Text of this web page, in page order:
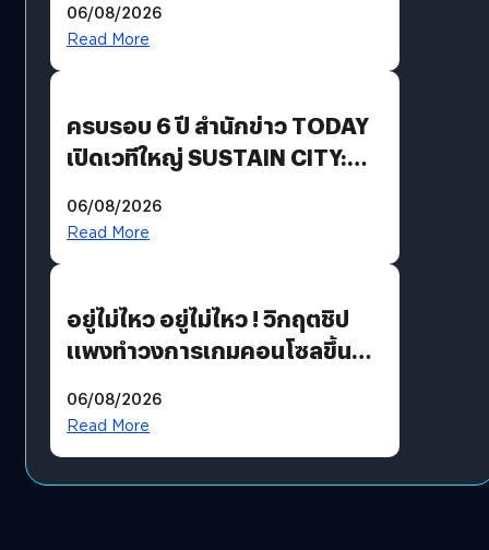
Revenue เร่งเครื่อง New
06/08/2026
Read More
ครบรอบ 6 ปี สำนักข่าว TODAY
เปิดเวทีใหญ่ SUSTAIN CITY:
แนวทางปรับตัวสู่เศรษฐกิจสี
06/08/2026
Read More
อยู่ไม่ไหว อยู่ไม่ไหว ! วิกฤตชิป
แพงทำวงการเกมคอนโซลขึ้น
?
06/08/2026
Read More